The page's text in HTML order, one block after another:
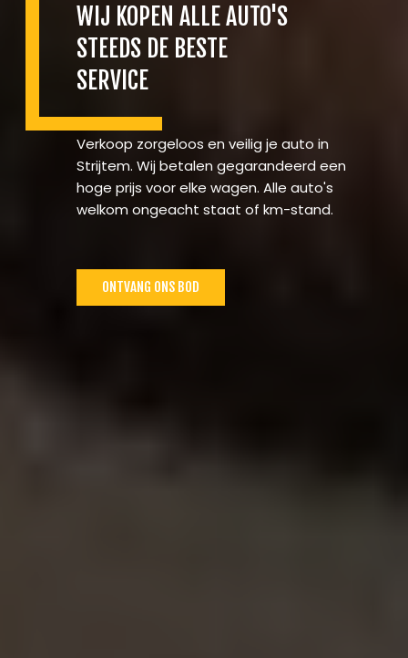
STEEDS DE BESTE
SERVICE
Strijtem. Wij betalen gegarandeerd een
hoge prijs voor elke wagen. Alle auto's
welkom ongeacht staat of km-stand.